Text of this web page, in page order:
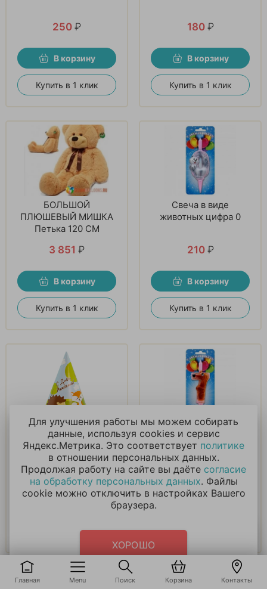
Главная Menu Поиск Корзина Контакты
250 ₽
В корзину
Купить в 1 клик
180 ₽
В корзину
Купить в 1 клик
БОЛЬШОЙ
ПЛЮШЕВЫЙ МИШКА
Петька 120 СМ
3 851 ₽
В корзину
Купить в 1 клик
Свеча в виде
животных цифра 0
210 ₽
В корзину
Купить в 1 клик
Колпаки, Лесные
зверята
165₽
Купить в 1 клик
Свеча в виде
животных цифра 7
210₽
Купить в 1 клик
Для улучшения работы мы можем собирать
данные, используя cookies и сервис
Яндекс.Метрика. Это соответствует политике
в отношении персональных данных.
Продолжая работу на сайте вы даёте согласие
на обработку персональных данных. Файлы
cookie можно отключить в настройках Вашего
браузера.
ХОРОШО